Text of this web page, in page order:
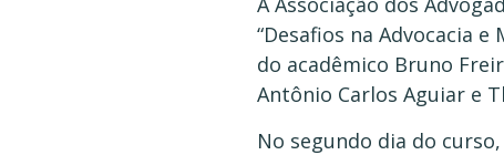
“Desafios na Advocacia
do acadêmico Bruno
Antônio Carlos Aguiar e
No segundo dia do